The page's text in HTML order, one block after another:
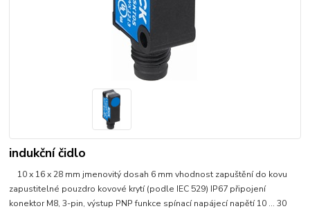
indukční čidlo
10 x 16 x 28 mm jmenovitý dosah 6 mm vhodnost zapuštění do kovu
zapustitelné pouzdro kovové krytí (podle IEC 529) IP67 připojení
konektor M8, 3-pin, výstup PNP funkce spínací napájecí napětí 10 ... 30